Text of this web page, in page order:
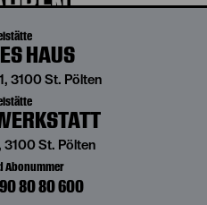
HAUS
3100 St. Pölten
3100 St. Pölten
Abonummer
80 80 600